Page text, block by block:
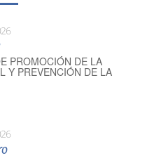
PROMOCIÓN DE LA
Y PREVENCIÓN DE LA